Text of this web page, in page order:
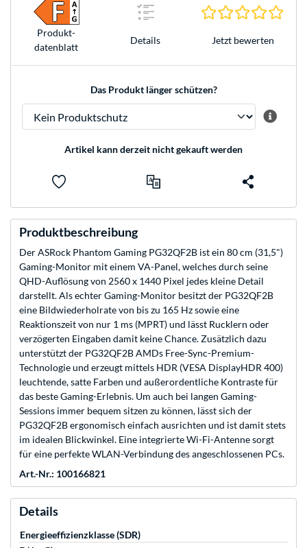
Produkt­
datenblatt
Details Jetzt bewerten
Das Produkt länger schützen?
Artikel kann derzeit nicht gekauft werden
Produktbeschreibung
Der ASRock Phantom Gaming PG32QF2B ist ein 80 cm (31,5")
Gaming-Monitor mit einem VA-Panel, welches durch seine
QHD-Auflösung von 2560 x 1440 Pixel jedes kleine Detail
darstellt. Als echter Gaming-Monitor besitzt der PG32QF2B
eine Bildwiederholrate von bis zu 165 Hz sowie eine
Reaktionszeit von nur 1 ms (MPRT) und lässt Rucklern oder
verzögerten Eingaben damit keine Chance. Zusätzlich dazu
unterstützt der PG32QF2B AMDs Free-Sync-Premium-
Technologie und erzeugt mittels HDR (VESA DisplayHDR 400)
leuchtende, satte Farben und außerordentliche Kontraste für
das beste Gaming-Erlebnis. Um auch bei langen Gaming-
Sessions immer bequem sitzen zu können, lässt sich der
PG32QF2B ergonomisch einfach ausrichten und ist damit stets
im idealen Blickwinkel. Eine integrierte Wi-Fi-Antenne sorgt
für eine perfekte WLAN-Verbindung des angeschlossenen PCs.
Art.-Nr.: 100166821
Details
Energieeffizienzklasse (SDR)